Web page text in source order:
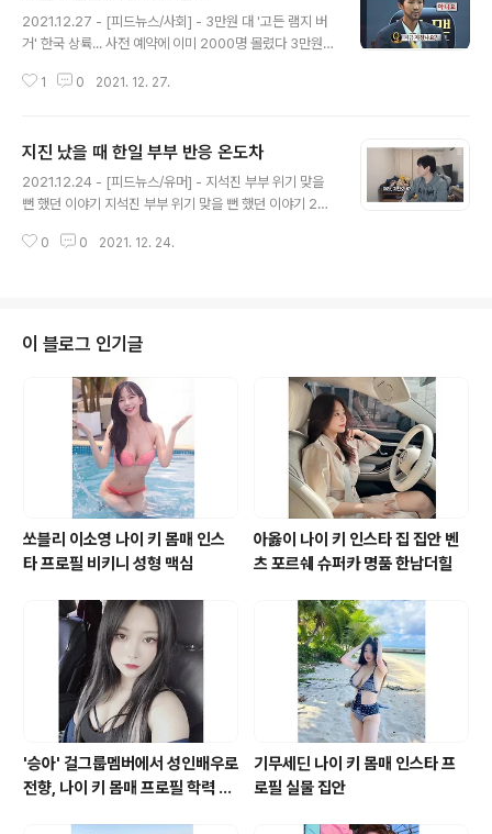
2021.12.27 - [피드뉴스/사회] - 3만원 대 '고든 램지 버
거' 한국 상륙... 사전 예약에 이미 2000명 몰렸다 3만원
몰렸다 영국 출신의 세계적인 스타 셰프 고든 램지의 3만
송파구 feednews.co.kr 2021.12.27 - [피드뉴스/연
예] - "송지효 전 남친, 오지게 나쁜X이었다" 김종국 폭로
1 0 2021. 12. 27.
지진 났을 때 한일 부부 반응 온도차
2021.12.24 - [피드뉴스/유머] - 지석진 부부 위기 맞을
뻔 했던 이야기 지석진 부부 위기 맞을 뻔 했던 이야기 20
이유 놀토에서 '햇님이' 사라진 이유 그리고 나서 입짤은 햇
'햇님이' 사라진 이유 그리고 나서 입짤은 햇님이 본인 방송
에서 사라진 후기 남김 ㅋㅋㅋㅋ 아ㅋㅋㅋㅋ 취한것도, 후
기말하면서 맛있어하는 것도 너무 귀여움 ㅋㅋㅋㅋ 2021.
12.24 - [피드뉴스/연예] - 트와이스 정연 살 feednew
s.co.kr 2021.12.21..
0 0 2021. 12. 24.
이 블로그 인기글
쏘블리 이소영 나이 키 몸매 인스
타 프로필 비키니 성형 맥심
아옳이 나이 키 인스타 집 집안 벤
츠 포르쉐 슈퍼카 명품 한남더힐
'승아' 걸그룹멤버에서 성인배우로
전향, 나이 키 몸매 프로필 학력 바
기무세딘 나이 키 몸매 인스타 프
로필 실물 집안